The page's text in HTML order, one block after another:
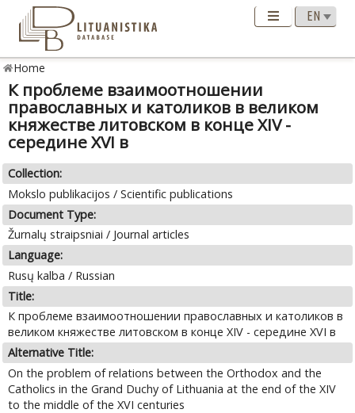
Home
К проблеме взаимоотношении
православных и католиков в великом
княжестве литовском в конце XIV -
середине XVI в
Collection:
Mokslo publikacijos / Scientific publications
Document Type:
Žurnalų straipsniai / Journal articles
Language:
Rusų kalba / Russian
Title:
К проблеме взаимоотношении православных и католиков в
великом княжестве литовском в конце XIV - середине XVI в
Alternative Title:
On the problem of relations between the Orthodox and the
Catholics in the Grand Duchy of Lithuania at the end of the XIV
to the middle of the XVI centuries